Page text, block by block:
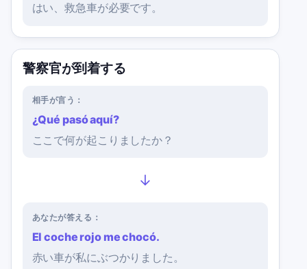
はい、救急車が必要です。
警察官が到着する
相手が言う：
¿Qué pasó aquí?
ここで何が起こりましたか？
→
あなたが答える：
El coche rojo me chocó.
赤い車が私にぶつかりました。